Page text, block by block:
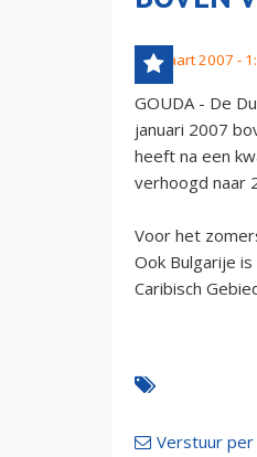
15 maart 2007 -
GOUDA - De
januari 2007
heeft na een
verhoogd naar
Voor het
Ook Bulgarije
Caribisch
Verstuur per